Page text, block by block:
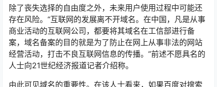
除了丧失选择的自由度之外，未来用户使用过程中可能还
存在风险。“互联网的发展离不开域名。在中国，凡是从事
商业活动的互联网公司，都要将其域名在工信部进行备
案，域名备案的目的就是为了防止在网上从事非法的网站
经营活动，打击不良互联网信息的传播。”前述不愿具名的
人士向21世纪经济报道记者介绍称。
由此可见域名的重要性。在该人士看来，如果百度对搜索